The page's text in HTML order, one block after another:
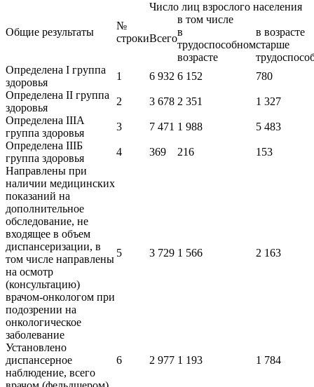
Общие результаты
№
строки
Число лиц взрослого населения
Всего
в том числе
в
трудоспособном
возрасте
в возрасте
старше
Определена I группа
здоровья
1 6 932 6 152
780
Определена II группа
здоровья
2 3 678 2 351
1 327
Определена IIIA
группа здоровья
3 7 471 1 988
5 483
Определена IIIБ
группа здоровья
4 369 216
153
Направлены при
наличии медицинских
показаний на
дополнительное
обследование, не
входящее в объем
диспансеризации, в
том числе направлены
на осмотр
(консультацию)
врачом-онкологом при
подозрении на
онкологическое
заболевание
5 3 729 1 566 2 163
Установлено
диспансерное
наблюдение, всего
6 2 977 1 193 1 784